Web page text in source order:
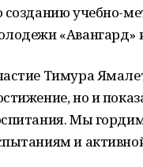
созданию учебно-
«Авангард»
Тимура
но и
Мы
и